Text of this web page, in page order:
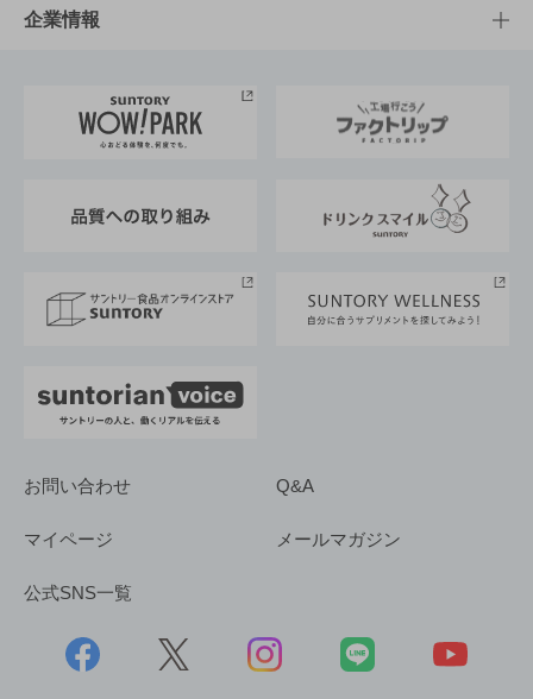
栄養成分一覧
工場見学
地域情報
サントリーホール
サントリーサンバーズ大阪
サステナビリティTOP
サントリーが考えるサステナビリティ経営
企業情報
企業概要
採用情報
お問い合わせ Q&A
マイページ メールマガジン
公式SNS一覧